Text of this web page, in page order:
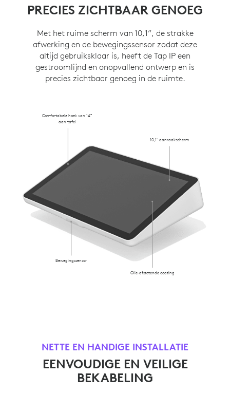
PRECIES ZICHTBAAR GENOEG
Met het ruime scherm van 10,1”, de strakke
afwerking en de bewegingssensor zodat deze
altijd gebruiksklaar is, heeft de Tap IP een
gestroomlijnd en onopvallend ontwerp en is
precies zichtbaar genoeg in de ruimte.
Bewegingssensor
Olie-afstotende coating
Comfortabele hoek van 14°
aan tafel
10,1" aanraakscherm
NETTE EN HANDIGE INSTALLATIE
EENVOUDIGE EN VEILIGE
BEKABELING